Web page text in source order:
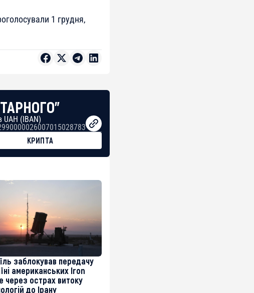
1 грудня,
UAH (IBAN)
КРИПТА
заблокував передачу
американських Iron
через острах витоку
до Ірану